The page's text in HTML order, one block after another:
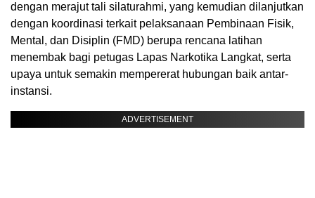
dengan merajut tali silaturahmi, yang kemudian dilanjutkan
dengan koordinasi terkait pelaksanaan Pembinaan Fisik,
Mental, dan Disiplin (FMD) berupa rencana latihan
menembak bagi petugas Lapas Narkotika Langkat, serta
upaya untuk semakin mempererat hubungan baik antar-
instansi.
ADVERTISEMENT